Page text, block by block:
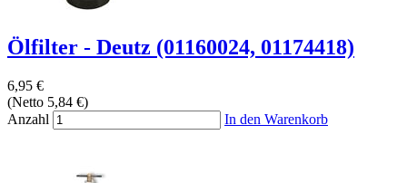
Ölfilter - Deutz (01160024, 01174418)
6,95 €
(Netto 5,84 €)
Anzahl
In den Warenkorb